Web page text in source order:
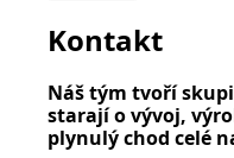
Kontakt
Náš tým tvoří
starají o vývoj,
plynulý chod celé